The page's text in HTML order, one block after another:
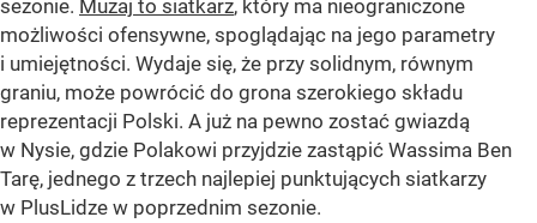
sezonie. Muzaj to siatkarz, który ma nieograniczone
możliwości ofensywne, spoglądając na jego parametry
i umiejętności. Wydaje się, że przy solidnym, równym
graniu, może powrócić do grona szerokiego składu
reprezentacji Polski. A już na pewno zostać gwiazdą
w Nysie, gdzie Polakowi przyjdzie zastąpić Wassima Ben
Tarę, jednego z trzech najlepiej punktujących siatkarzy
w PlusLidze w poprzednim sezonie.